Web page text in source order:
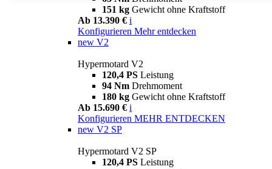
151 kg Gewicht ohne Kraftstoff
Ab 13.390 € i
Konfigurieren Mehr entdecken
new V2
Hypermotard V2
120,4 PS Leistung
94 Nm Drehmoment
180 kg Gewicht ohne Kraftstoff
Ab 15.690 € i
Konfigurieren MEHR ENTDECKEN
new V2 SP
Hypermotard V2 SP
120,4 PS Leistung